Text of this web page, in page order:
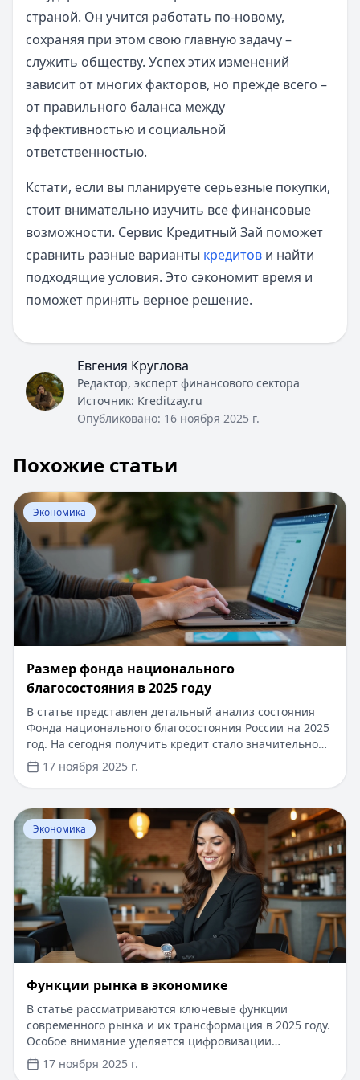
страной. Он учится работать по-новому,
сохраняя при этом свою главную задачу –
служить обществу. Успех этих изменений
зависит от многих факторов, но прежде всего –
от правильного баланса между
эффективностью и социальной
ответственностью.
Кстати, если вы планируете серьезные покупки,
стоит внимательно изучить все финансовые
возможности. Сервис Кредитный Зай поможет
сравнить разные варианты кредитов и найти
подходящие условия. Это сэкономит время и
поможет принять верное решение.
Евгения Круглова
Редактор, эксперт финансового сектора
Источник: Kreditzay.ru
Опубликовано: 16 ноября 2025 г.
Похожие статьи
Перейти к статье:Размер фонда национального
Экономика
Размер фонда национального
благосостояния в 2025 году
В статье представлен детальный анализ состояния
Фонда национального благосостояния России на 2025
год. На сегодня получить кредит стало значительно
проще – достаточно иметь паспорт и доступ в
интернет. Онлайн-сервисы предлагают займы до 30
000 рублей с моментальным решением, сроком до 30
дней, а новым клиентам доступны специальные
условия со ставкой 0% на первый заем. Оформление
занимает не более 15 минут, а деньги поступают на
карту сразу после одобрения.
17 ноября 2025 г.
Перейти к статье:Функции рынка в экономике
Экономика
Функции рынка в экономике
В статье рассматриваются ключевые функции
современного рынка и их трансформация в 2025 году.
Особое внимание уделяется цифровизации
экономики и новым возможностям для бизнеса и
частных лиц. В условиях быстро меняющегося рынка
17 ноября 2025 г.